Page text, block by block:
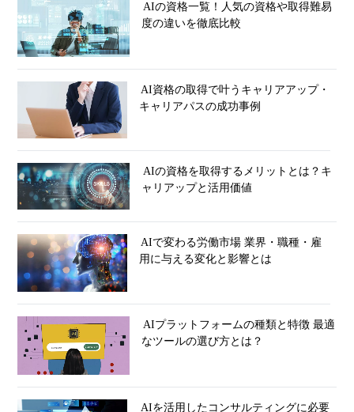
AIの資格一覧！人気の資格や取得難易
度の違いを徹底比較
AI資格の取得で叶うキャリアアップ・
キャリアパスの成功事例
AIの資格を取得するメリットとは？キ
ャリアップと活用価値
AIで変わる労働市場 業界・職種・雇
用に与える変化と影響とは
AIプラットフォームの種類と特徴 最適
なツールの選び方とは？
AIを活用したコンサルティングに必要